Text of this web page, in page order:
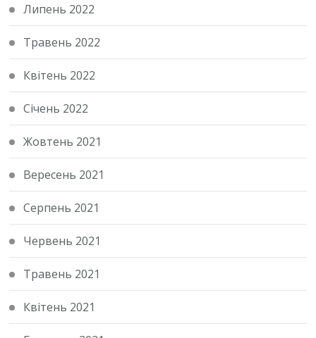
Липень 2022
Травень 2022
Квітень 2022
Січень 2022
Жовтень 2021
Вересень 2021
Серпень 2021
Червень 2021
Травень 2021
Квітень 2021